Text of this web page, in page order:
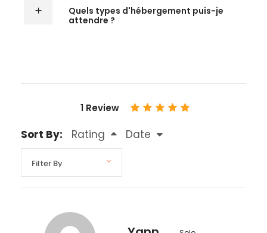
Quels types d'hébergement puis-je
attendre ?
1 Review
Sort By: Rating Date